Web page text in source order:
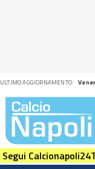
ULTIMO AGGIORNAMENTO:
Segui